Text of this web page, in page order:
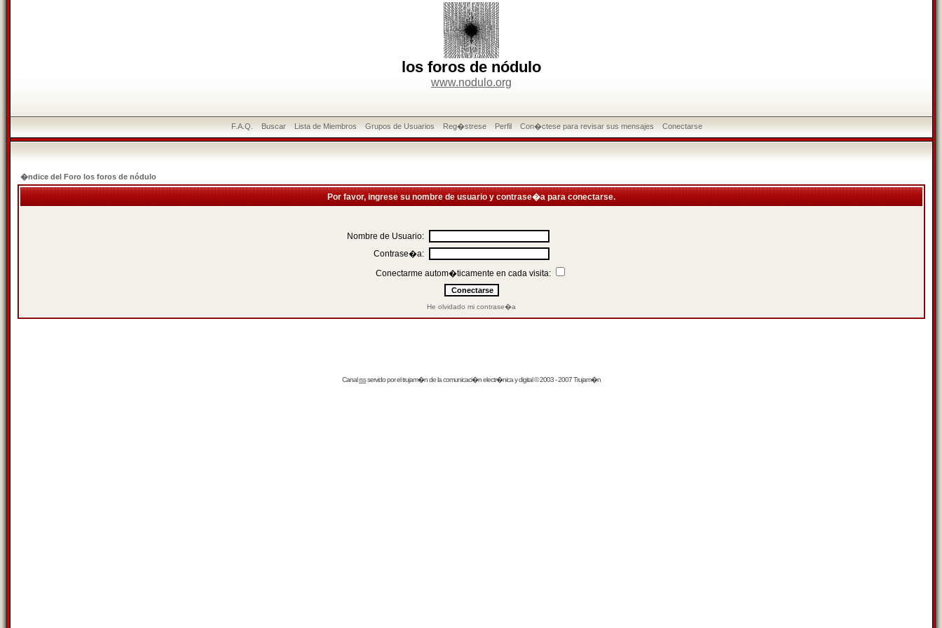
los foros de nódulo
www.nodulo.org
F.A.Q. Buscar Lista de Miembros Grupos de Usuarios Reg�strese Perfil Con�ctese para revisar sus mensajes Conectarse
�ndice del Foro los foros de nódulo
Por favor, ingrese su nombre de usuario y contrase�a para conectarse.
Nombre de Usuario:
Contrase�a:
Conectarme autom�ticamente en cada visita:
He olvidado mi contrase�a
Canalrssservido por eltrujam�nde la comunicaci�n electr�nica y digital © 2003 - 2007 Trujam�n